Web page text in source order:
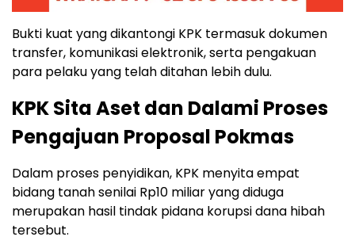
Bukti kuat yang dikantongi KPK termasuk dokumen
transfer, komunikasi elektronik, serta pengakuan
para pelaku yang telah ditahan lebih dulu.
KPK Sita Aset dan Dalami Proses
Pengajuan Proposal Pokmas
Dalam proses penyidikan, KPK menyita empat
bidang tanah senilai Rp10 miliar yang diduga
merupakan hasil tindak pidana korupsi dana hibah
tersebut.